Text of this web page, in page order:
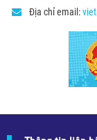
Địa chỉ email: